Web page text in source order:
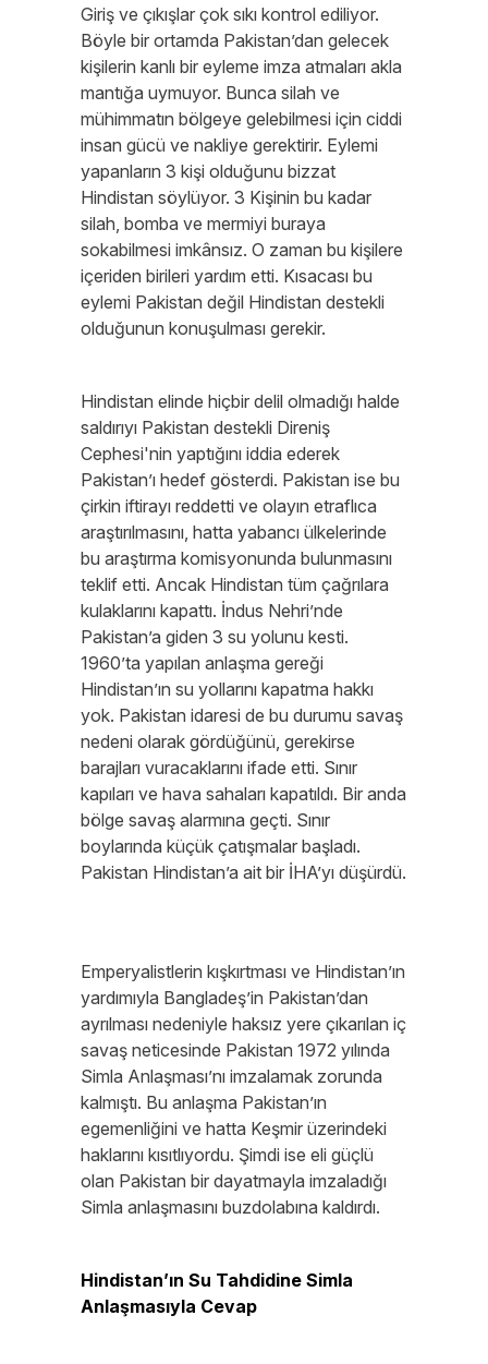
Giriş ve çıkışlar çok sıkı kontrol ediliyor.
Böyle bir ortamda Pakistan’dan gelecek
kişilerin kanlı bir eyleme imza atmaları akla
mantığa uymuyor. Bunca silah ve
mühimmatın bölgeye gelebilmesi için ciddi
insan gücü ve nakliye gerektirir. Eylemi
yapanların 3 kişi olduğunu bizzat
Hindistan söylüyor. 3 Kişinin bu kadar
silah, bomba ve mermiyi buraya
sokabilmesi imkânsız. O zaman bu kişilere
içeriden birileri yardım etti. Kısacası bu
eylemi Pakistan değil Hindistan destekli
olduğunun konuşulması gerekir.
Hindistan elinde hiçbir delil olmadığı halde
saldırıyı Pakistan destekli Direniş
Cephesi'nin yaptığını iddia ederek
Pakistan’ı hedef gösterdi. Pakistan ise bu
çirkin iftirayı reddetti ve olayın etraflıca
araştırılmasını, hatta yabancı ülkelerinde
bu araştırma komisyonunda bulunmasını
teklif etti. Ancak Hindistan tüm çağrılara
kulaklarını kapattı. İndus Nehri’nde
Pakistan’a giden 3 su yolunu kesti.
1960’ta yapılan anlaşma gereği
Hindistan’ın su yollarını kapatma hakkı
yok. Pakistan idaresi de bu durumu savaş
nedeni olarak gördüğünü, gerekirse
barajları vuracaklarını ifade etti. Sınır
kapıları ve hava sahaları kapatıldı. Bir anda
bölge savaş alarmına geçti. Sınır
boylarında küçük çatışmalar başladı.
Pakistan Hindistan’a ait bir İHA’yı düşürdü.
Emperyalistlerin kışkırtması ve Hindistan’ın
yardımıyla Bangladeş’in Pakistan’dan
ayrılması nedeniyle haksız yere çıkarılan iç
savaş neticesinde Pakistan 1972 yılında
Simla Anlaşması’nı imzalamak zorunda
kalmıştı. Bu anlaşma Pakistan’ın
egemenliğini ve hatta Keşmir üzerindeki
haklarını kısıtlıyordu. Şimdi ise eli güçlü
olan Pakistan bir dayatmayla imzaladığı
Simla anlaşmasını buzdolabına kaldırdı.
Hindistan’ın Su Tahdidine Simla
Anlaşmasıyla Cevap